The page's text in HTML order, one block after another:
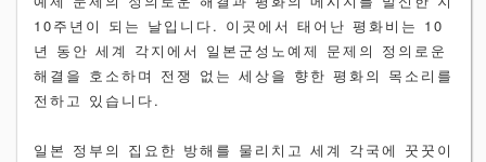
10주년이 되는 날입니다. 이곳에서 태어난 평화비는 10
년 동안 세계 각지에서 일본군성노예제 문제의 정의로운
해결을 호소하며 전쟁 없는 세상을 향한 평화의 목소리를
전하고 있습니다.
일본 정부의 집요한 방해를 물리치고 세계 각국에 꿋꿋이